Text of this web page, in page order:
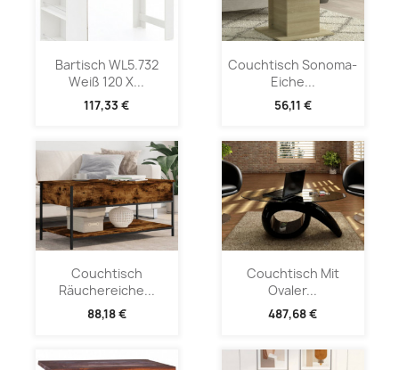
Bartisch WL5.732
Weiß 120 X...
117,33 €
Couchtisch Sonoma-
Eiche...
56,11 €
Couchtisch
Räuchereiche...
88,18 €
Couchtisch Mit
Ovaler...
487,68 €